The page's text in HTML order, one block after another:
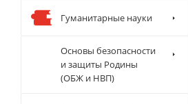
Гуманитарные науки
Основы безопасности
и защиты Родины
(ОБЖ и НВП)